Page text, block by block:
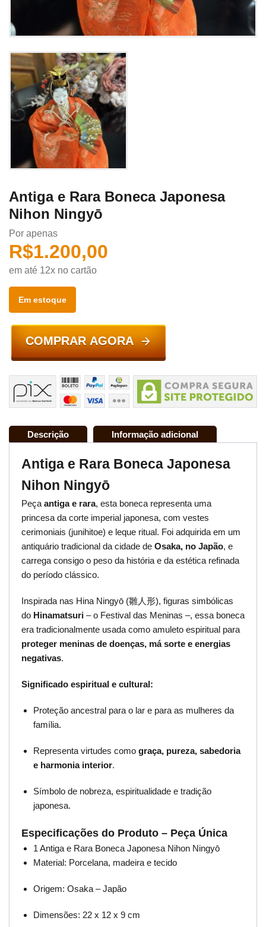
Antiga e Rara Boneca Japonesa
Nihon Ningyō
Por apenas
R$1.200,00
em até 12x no cartão
Em estoque
COMPRAR AGORA
Descrição Informação adicional
Antiga e Rara Boneca Japonesa
Nihon Ningyō
Peçaantiga e rara, esta boneca representa uma
princesa da corte imperial japonesa, com vestes
cerimoniais (junihitoe) e leque ritual. Foi adquirida em um
antiquário tradicional da cidade de Osaka, no Japão, e
carrega consigo o peso da história e da estética refinada
do período clássico.
Inspirada nas Hina Ningyō (雛人形), figuras simbólicas
do Hinamatsuri – o Festival das Meninas –, essa boneca
era tradicionalmente usada como amuleto espiritual para
proteger meninas de doenças, má sorte e energias
negativas.
Significado espiritual e cultural:
Proteção ancestral para o lar e para as mulheres da
família.
Representa virtudes como graça, pureza, sabedoria
e harmonia interior.
Símbolo de nobreza, espiritualidade e tradição
japonesa.
Especificações do Produto – Peça Única
1 Antiga e Rara Boneca Japonesa Nihon Ningyō
Material: Porcelana, madeira e tecido
Origem: Osaka – Japão
Dimensões: 22 x 12 x 9 cm